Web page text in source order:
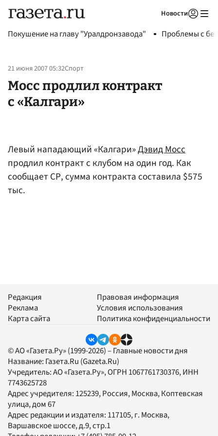
Новости
Покушение на главу "Уралдронзавода" Проблемы с
21 июня 2007 05:32Спорт
Мосс продлил контракт
с «Калгари»
Левый нападающий «Калгари»Дэвид Мосс
продлил контракт с клубом на один год. Как
сообщает СР, сумма контракта составила $575
тыс.
Редакция
Реклама
Карта сайта
Правовая информация
Условия использования
Политика конфиденциальности
© АО «Газета.Ру» (1999-2026) – Главные новости дня
Название: Газета.Ru (Gazeta.Ru)
Учредитель:АО «Газета.Ру», ОГРН 1067761730376, ИНН
7743625728
Адрес учредителя: 125239, Россия, Москва, Коптевская
улица, дом 67
Адрес редакции и издателя: 117105, г. Москва,
Варшавское шоссе, д.9, стр.1